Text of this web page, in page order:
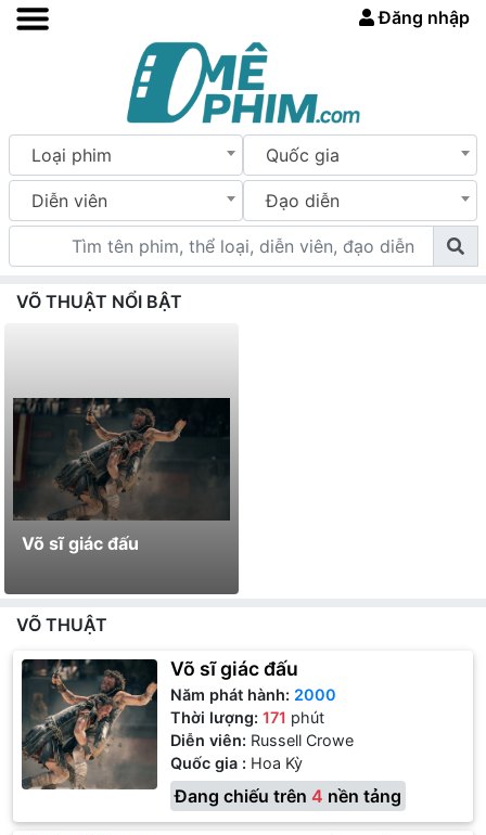
Đăng nhập
Loại phim Quốc gia
Diễn viên Đạo diễn
VÕ THUẬT NỔI BẬT
Võ sĩ giác đấu
VÕ THUẬT
Võ sĩ giác đấu
Năm phát hành: 2000
Thời lượng:171 phút
Diễn viên: Russell Crowe
Quốc gia : Hoa Kỳ
Đang chiếu trên4 nền tảng